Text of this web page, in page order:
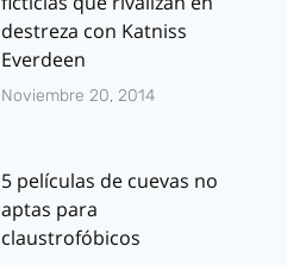
destreza con Katniss
Everdeen
Noviembre 20, 2014
5 películas de cuevas no
aptas para
claustrofóbicos